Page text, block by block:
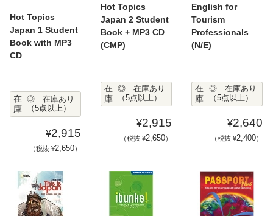
Hot Topics
Japan 1 Student
Book with MP3
CD
在
庫
◎ 在庫あり
（5点以上）
¥2,915
（税抜 ¥2,650）
Hot Topics
Japan 2 Student
Book + MP3 CD
(CMP)
在
庫
◎ 在庫あり
（5点以上）
¥2,915
（税抜 ¥2,650）
English for
Tourism
Professionals
(N/E)
在
庫
◎ 在庫あり
（5点以上）
¥2,640
（税抜 ¥2,400）